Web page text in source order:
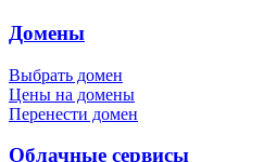
Домены
Выбрать домен
Цены на домены
Перенести домен
Облачные сервисы